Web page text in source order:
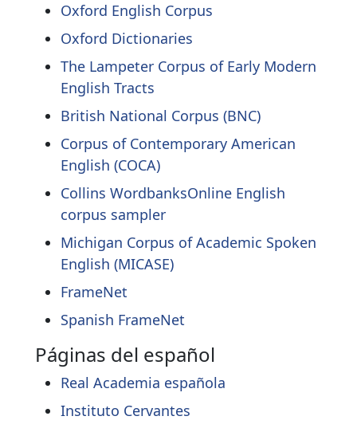
Oxford English Corpus
Oxford Dictionaries
The Lampeter Corpus of Early Modern
English Tracts
British National Corpus (BNC)
Corpus of Contemporary American
English (COCA)
Collins WordbanksOnline English
corpus sampler
Michigan Corpus of Academic Spoken
English (MICASE)
FrameNet
Spanish FrameNet
Páginas del español
Real Academia española
Instituto Cervantes